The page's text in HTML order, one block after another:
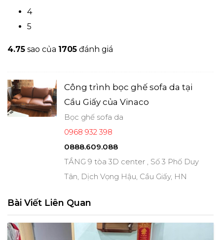
4
5
4.75 sao của 1705 đánh giá
Công trình bọc ghế sofa da tại
Cầu Giấy của Vinaco
Bọc ghế sofa da
0968 932 398
0888.609.088
TẦNG 9 tòa 3D center , Số 3 Phố Duy
Tân, Dịch Vọng Hậu, Cầu Giấy, HN
Bài Viết Liên Quan